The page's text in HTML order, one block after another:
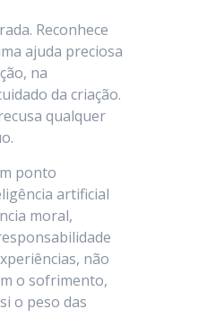
Reconhece
ajuda preciosa
na
da criação.
qualquer
ponto
artificial
moral,
não
o sofrimento,
o peso das